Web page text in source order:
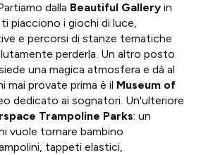
dalla Beautiful Gallery in
piacciono i giochi di luce,
e percorsi di stanze tematiche
perderla. Un altro posto
una magica atmosfera e dà al
mai provate prima è il Museum of
dedicato ai sognatori. Un'ulteriore
Trampoline Parks: un
vuole tornare bambino
tappeti elastici,